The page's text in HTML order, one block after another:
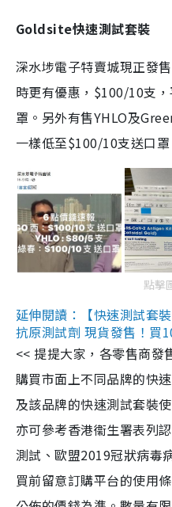
Goldsite快速測試套裝
深水埗電子特賣城現正發
時更有優惠，$100/10支
罩。另外有售YHLO及
一樣低至$100/10支送口罩
點擊
延伸閱讀：【快速測試套
抗原測試劑 現貨發售！買
<< 提提大家，各零售商發
購買市面上不同品牌的快
及該品牌的快速測試套裝
亦可參考香港衞生署表列
測試、歐盟2019冠狀病毒
買前留意訂購平台的使用